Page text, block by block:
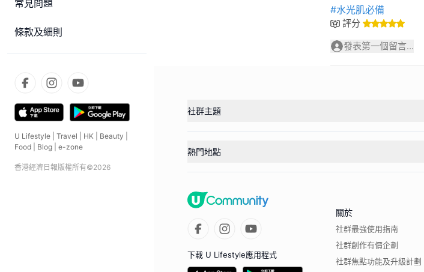
常見問題
條款及細則
U Lifestyle Travel HK Beauty
Food
Blog e-zone
香港經濟日報版權所有©2026
#水光肌必備
評分
發表第一個留言...
社群主題
熱門地點
下載 U Lifestyle應用程式
關於
社群最強使用指南
社群創作有價企劃
社群焦點功能及升級計劃